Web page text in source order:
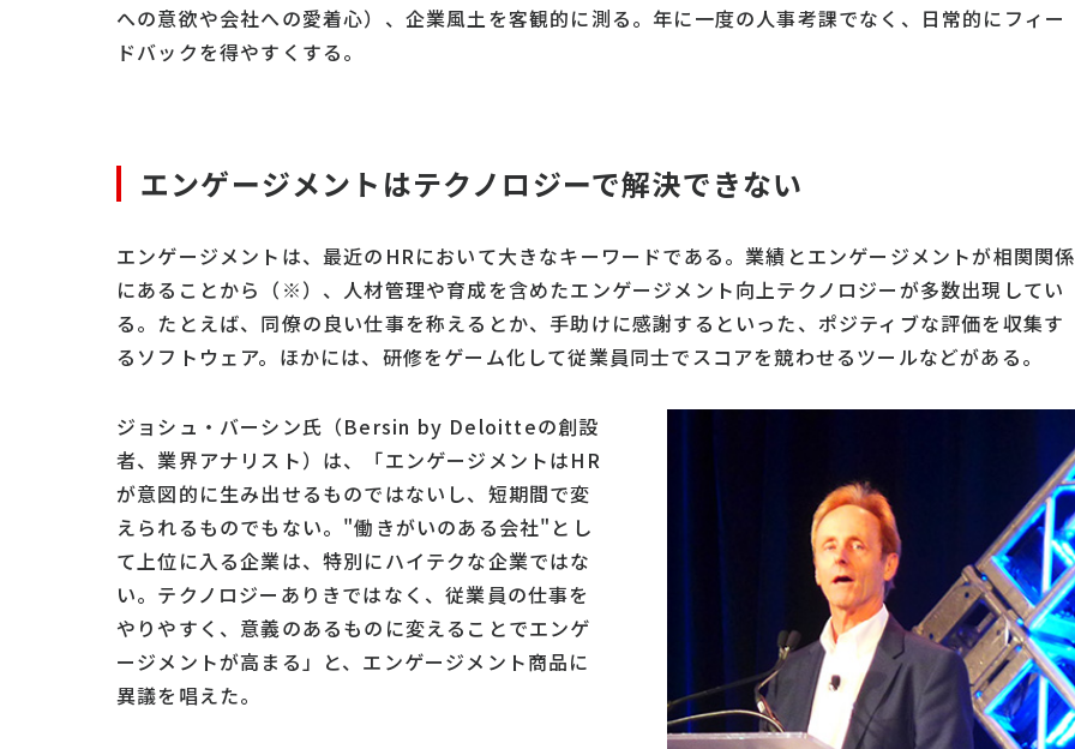
への意欲や会社への愛着心）、企業風土を客観的に測る。年に一度の人事考課でなく、日常的にフィー
ドバックを得やすくする。
エンゲージメントはテクノロジーで解決できない
エンゲージメントは、最近のHRにおいて大きなキーワードである。業績とエンゲージメントが相関関係
にあることから（※）、人材管理や育成を含めたエンゲージメント向上テクノロジーが多数出現してい
る。たとえば、同僚の良い仕事を称えるとか、手助けに感謝するといった、ポジティブな評価を収集す
るソフトウェア。ほかには、研修をゲーム化して従業員同士でスコアを競わせるツールなどがある。
ジョシュ・バーシン氏（Bersin by Deloitteの創設
者、業界アナリスト）は、「エンゲージメントはHR
が意図的に生み出せるものではないし、短期間で変
えられるものでもない。"働きがいのある会社"とし
て上位に入る企業は、特別にハイテクな企業ではな
い。テクノロジーありきではなく、従業員の仕事を
やりやすく、意義のあるものに変えることでエンゲ
ージメントが高まる」と、エンゲージメント商品に
異議を唱えた。